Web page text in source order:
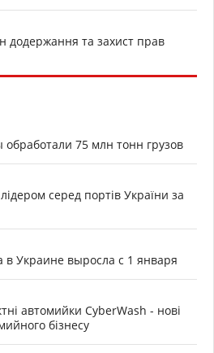
додержання та захист прав
75 млн тонн грузов
серед портів України за
Украине выросла с 1 января
автомийки CyberWash - нові
бізнесу